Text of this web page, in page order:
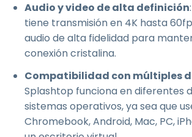
Audio y video de alta definición
tiene transmisión en 4K hasta
audio de alta fidelidad para
conexión cristalina.
Compatibilidad con múltiples
Splashtop funciona en diferentes
sistemas operativos, ya sea que
Chromebook, Android, Mac, PC,